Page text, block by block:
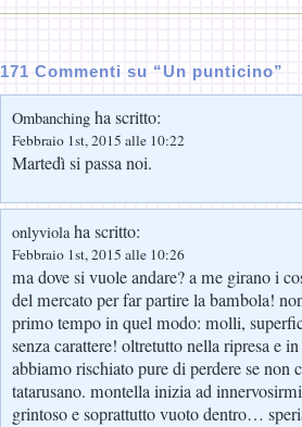
171 Commenti su “Un punticino”
Ombanching ha scritto:
Febbraio 1st, 2015 alle 10:22
Martedì si passa noi.
onlyviolaha scritto:
Febbraio 1st, 2015 alle 10:26
ma dove si vuole andare? a me girano i
del mercato per far partire la bambola!
primo tempo in quel modo: molli,
senza carattere! oltretutto nella ripresa e
abbiamo rischiato pure di perdere se non
tatarusano. montella inizia ad
grintoso e soprattutto vuoto dentro…